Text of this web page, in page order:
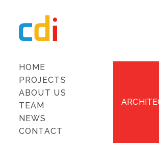
HOME
PROJECTS
ABOUT US
TEAM
NEWS
CONTACT